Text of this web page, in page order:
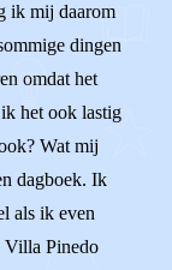
ik mij daarom
dingen
omdat het
het ook lastig
Wat mij
dagboek. Ik
als ik even
Villa Pinedo